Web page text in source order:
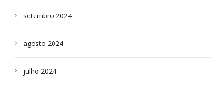
setembro 2024
agosto 2024
julho 2024